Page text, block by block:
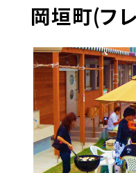
岡垣町(フ